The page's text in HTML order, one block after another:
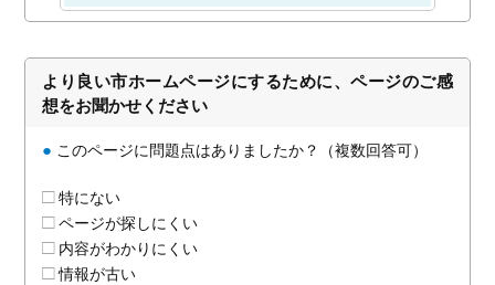
より良い市ホームページにするために、ページのご感
想をお聞かせください
● このページに問題点はありましたか？（複数回答可）
特にない
ページが探しにくい
内容がわかりにくい
情報が古い